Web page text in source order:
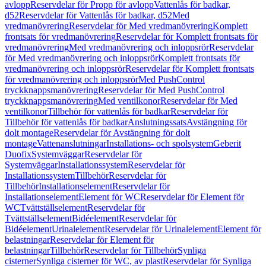
avloppReservdelar för Propp för avloppVattenlås för badkar,
d52Reservdelar för Vattenlås för badkar, d52Med
vredmanövreringReservdelar för Med vredmanövreringKomplett
frontsats för vredmanövreringReservdelar för Komplett frontsats för
vredmanövreringMed vredmanövrering och inloppsrörReservdelar
för Med vredmanövrering och inloppsrörKomplett frontsats för
vredmanövrering och inloppsrörReservdelar för Komplett frontsats
för vredmanövrering och inloppsrörMed PushControl
tryckknappsmanövreringReservdelar för Med PushControl
tryckknappsmanövreringMed ventilkonorReservdelar för Med
ventilkonorTillbehör för vattenlås för badkarReservdelar för
Tillbehör för vattenlås för badkarAnslutningssatsAvstängning för
dolt montageReservdelar för Avstängning för dolt
montageVattenanslutningarInstallations- och spolsystemGeberit
DuofixSystemväggarReservdelar för
SystemväggarInstallationssystemReservdelar för
InstallationssystemTillbehörReservdelar för
TillbehörInstallationselementReservdelar för
InstallationselementElement för WCReservdelar för Element för
WCTvättställselementReservdelar för
TvättställselementBidéelementReservdelar för
BidéelementUrinalelementReservdelar för UrinalelementElement för
belastningarReservdelar för Element för
belastningarTillbehörReservdelar för TillbehörSynliga
cisternerSynliga cisterner för WC, av plastReservdelar för Synliga